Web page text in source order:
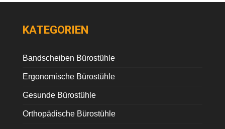
KATEGORIEN
Bandscheiben Bürostühle
Ergonomische Bürostühle
Gesunde Bürostühle
Orthopädische Bürostühle